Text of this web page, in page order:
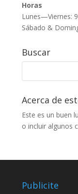
Horas
Lunes—Viernes:
Sábado &
Buscar
Acerca de
Este es un buen
o incluir algunos
Publicite